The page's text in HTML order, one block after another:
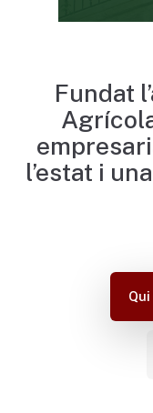
Fundat
l’estat i una
Qui